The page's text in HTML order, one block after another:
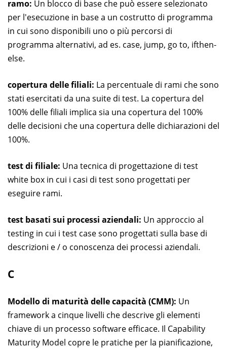
ramo: Un blocco di base che può essere selezionato
per l'esecuzione in base a un costrutto di programma
in cui sono disponibili uno o più percorsi di
programma alternativi, ad es. case, jump, go to, ifthen-
else.
copertura delle filiali: La percentuale di rami che sono
stati esercitati da una suite di test. La copertura del
100% delle filiali implica sia una copertura del 100%
delle decisioni che una copertura delle dichiarazioni del
100%.
test di filiale: Una tecnica di progettazione di test
white box in cui i casi di test sono progettati per
eseguire rami.
test basati sui processi aziendali: Un approccio al
testing in cui i test case sono progettati sulla base di
descrizioni e / o conoscenza dei processi aziendali.
C
Modello di maturità delle capacità (CMM): Un
framework a cinque livelli che descrive gli elementi
chiave di un processo software efficace. Il Capability
Maturity Model copre le pratiche per la pianificazione,